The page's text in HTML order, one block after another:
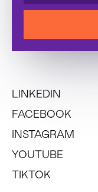
LINKEDIN
FACEBOOK
INSTAGRAM
YOUTUBE
TIKTOK